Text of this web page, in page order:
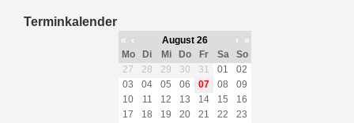
Terminkalender
« ‹ August 26 ›
»
Mo
Di Mi Do Fr Sa
So
27
28 29 30 31 01
02
03
04 05 06 07 08
09
10
11 12 13 14 15
16
17
18 19 20 21 22
23